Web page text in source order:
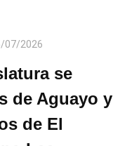
07/2026
se
de Aguayo y
de El